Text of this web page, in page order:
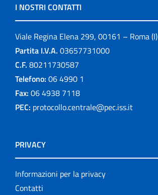
I NOSTRI CONTATTI
Viale Regina Elena 299, 00161 – Roma (I)
Partita I.V.A. 03657731000
C.F. 80211730587
Telefono: 06 4990 1
Fax: 06 4938 7118
PEC: protocollo.centrale@pec.iss.it
PRIVACY
Informazioni per la privacy
Contatti